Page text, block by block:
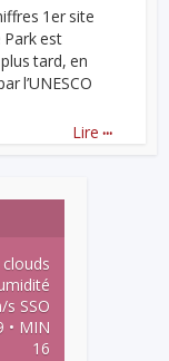
1er site
est
tard, en
l’UNESCO
Lire ...
SSO
• MIN
16